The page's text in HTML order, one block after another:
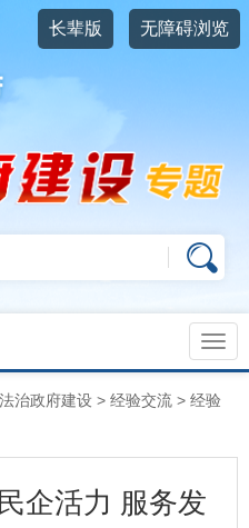
长辈版 无障碍浏览
法治政府建设 > 经验交流 > 经验
企活力 服务发